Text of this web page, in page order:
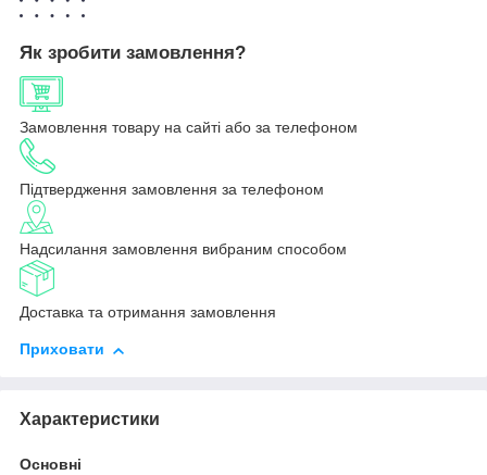
Як зробити замовлення?
Замовлення товару на сайті або за телефоном
Підтвердження замовлення за телефоном
Надсилання замовлення вибраним способом
Доставка та отримання замовлення
Приховати
Характеристики
Основні